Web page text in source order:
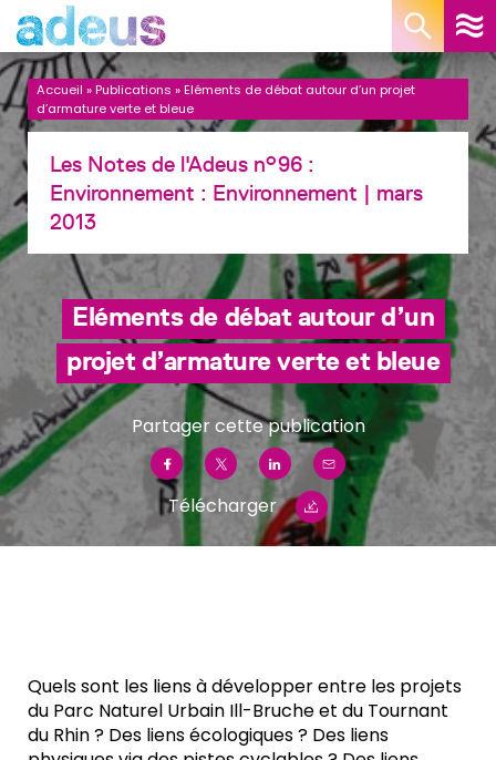
Accueil »Publications »Eléments de débat autour d’un projet
d’armature verte et bleue
Les Notes de l'Adeus n°96 :
Environnement : Environnement | mars
2013
Eléments de débat autour d’un
projet d’armature verte et bleue
Partager cette publication
Télécharger
Quels sont les liens à développer entre les projets
du Parc Naturel Urbain Ill-Bruche et du Tournant
du Rhin ? Des liens écologiques ? Des liens
Panneau de gestion des cookies